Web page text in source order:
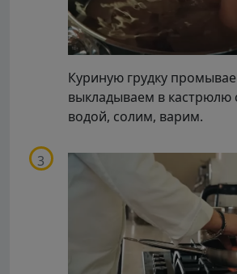
Куриную грудку
выкладываем в кастрюлю
водой, солим, варим.